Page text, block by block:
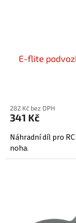
E-flite
282 Kč bez DPH
341 Kč
Náhradní díl pro
noha.